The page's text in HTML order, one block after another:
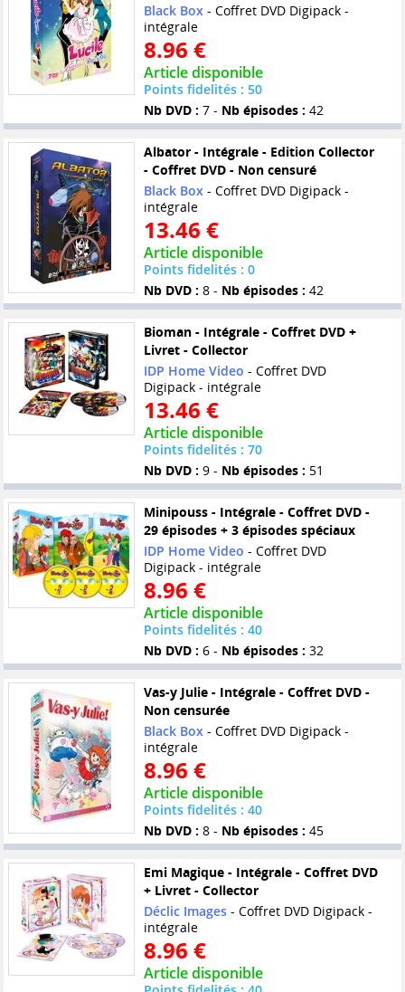
Black Box- Coffret DVD Digipack -
intégrale
8.96 €
Article disponible
Points fidelités : 50
Nb DVD : 7 - Nb épisodes : 42
Albator - Intégrale - Edition Collector
- Coffret DVD - Non censuré
Black Box- Coffret DVD Digipack -
intégrale
13.46 €
Article disponible
Points fidelités : 0
Nb DVD : 8 - Nb épisodes : 42
Bioman - Intégrale - Coffret DVD +
Livret - Collector
IDP Home Video - Coffret DVD
Digipack - intégrale
13.46 €
Article disponible
Points fidelités : 70
Nb DVD : 9 - Nb épisodes : 51
Minipouss - Intégrale - Coffret DVD -
29 épisodes + 3 épisodes spéciaux
IDP Home Video - Coffret DVD
Digipack - intégrale
8.96 €
Article disponible
Points fidelités : 40
Nb DVD : 6 - Nb épisodes : 32
Vas-y Julie - Intégrale - Coffret DVD -
Non censurée
Black Box- Coffret DVD Digipack -
intégrale
8.96 €
Article disponible
Points fidelités : 40
Nb DVD : 8 - Nb épisodes : 45
Emi Magique - Intégrale - Coffret DVD
+ Livret - Collector
Déclic Images- Coffret DVD Digipack -
intégrale
8.96 €
Article disponible